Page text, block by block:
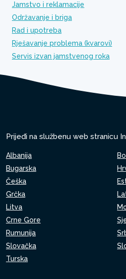
Jamstvo i reklamacije
Održavanje i briga
Rad i upotreba
Rješavanje problema (kvarovi)
Servis izvan jamstvenog roka
Prijeđi na službenu web stranicu
Albanija
Bugarska
Češka
Grčka
Litva
Crne Gore
Rumunija
Slovačka
Turska